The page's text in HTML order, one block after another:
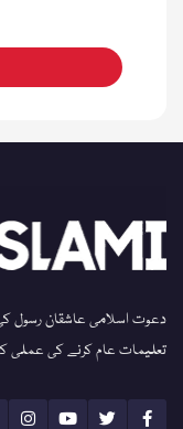
دعوت اسلامی عاشقان رسول
تعلیمات عام کرنے کی عملی